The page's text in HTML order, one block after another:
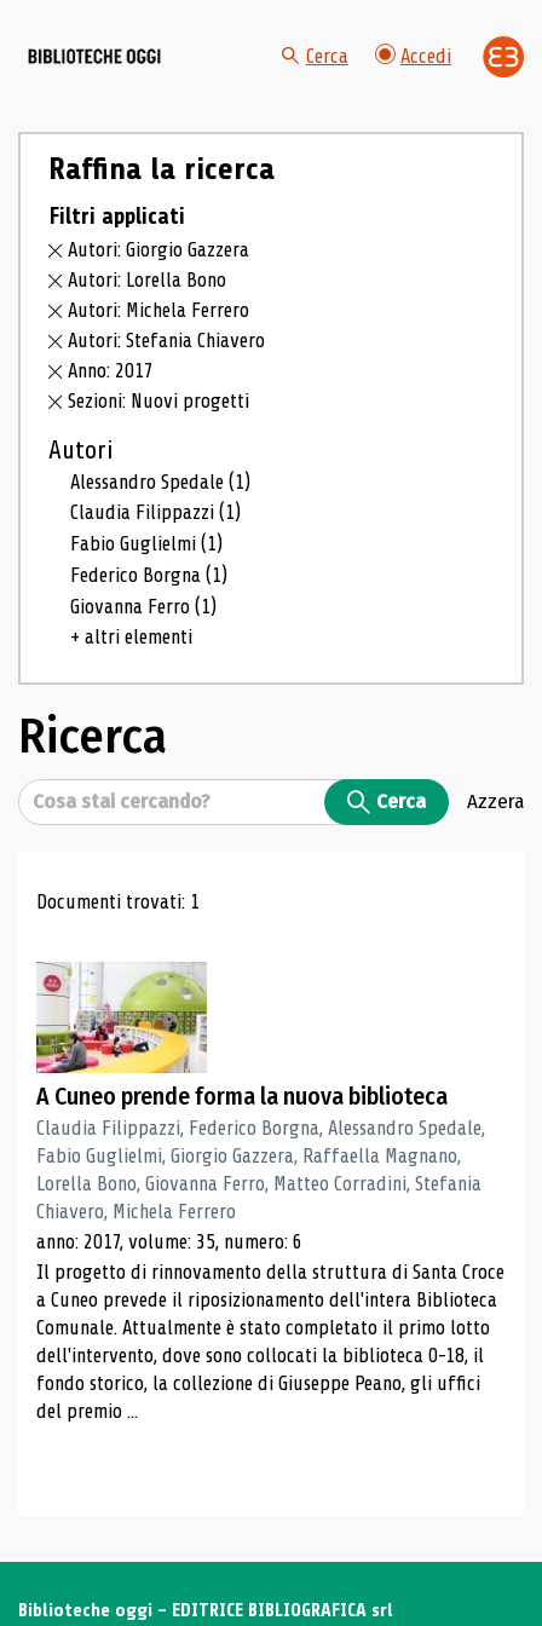
Cerca Accedi
Raffina la ricerca
Filtri applicati
Autori: Giorgio Gazzera
Autori: Lorella Bono
Autori: Michela Ferrero
Autori: Stefania Chiavero
Anno: 2017
Sezioni: Nuovi progetti
Autori
Alessandro Spedale(1)
Claudia Filippazzi(1)
Fabio Guglielmi(1)
Federico Borgna(1)
Giovanna Ferro(1)
+ altri elementi
Ricerca
Cerca Cerca Azzera
Risultati di ricerca
Documenti trovati: 1
A Cuneo prende forma la nuova biblioteca
Claudia Filippazzi, Federico Borgna, Alessandro Spedale,
Fabio Guglielmi, Giorgio Gazzera, Raffaella Magnano,
Lorella Bono, Giovanna Ferro, Matteo Corradini, Stefania
Chiavero, Michela Ferrero
anno: 2017, volume: 35, numero: 6
Il progetto di rinnovamento della struttura di Santa Croce
a Cuneo prevede il riposizionamento dell'intera Biblioteca
Comunale. Attualmente è stato completato il primo lotto
dell'intervento, dove sono collocati la biblioteca 0-18, il
fondo storico, la collezione di Giuseppe Peano, gli uffici
del premio ...
Biblioteche oggi - EDITRICE BIBLIOGRAFICA srl